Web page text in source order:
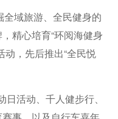
全域旅游、全民健身的
精心培育“环阅海健身
动，先后推出“全民悦
活动、千人健步行、